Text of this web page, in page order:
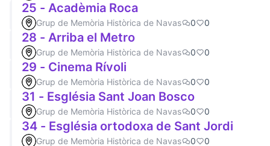
25 - Acadèmia Roca
Grup de Memòria Històrica de Navas 0 0
28 - Arriba el Metro
Grup de Memòria Històrica de Navas 0 0
29 - Cinema Rívoli
Grup de Memòria Històrica de Navas 0 0
31 - Església Sant Joan Bosco
Grup de Memòria Històrica de Navas 0 0
34 - Església ortodoxa de Sant Jordi
Grup de Memòria Històrica de Navas 0 0